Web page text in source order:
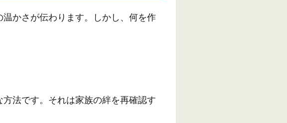
かさが伝わります。しかし、何を作
法です。それは家族の絆を再確認す